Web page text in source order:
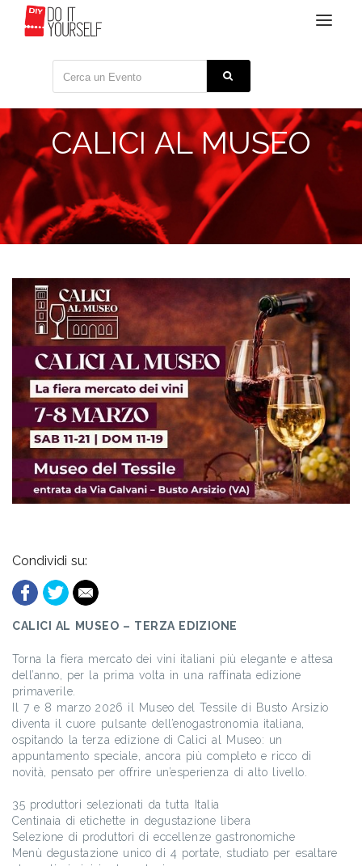
Toggle
CALICI AL MUSEO
Condividi su:
CALICI AL MUSEO – TERZA EDIZIONE
Torna la fiera mercato dei vini italiani più elegante e attesa
dell’anno, per la prima volta in una raffinata edizione
primaverile.
Il 7 e 8 marzo 2026 il Museo del Tessile di Busto Arsizio
diventa il cuore pulsante dell’enogastronomia italiana,
ospitando la terza edizione di Calici al Museo: un
appuntamento speciale, ancora più completo e ricco di
novità, pensato per offrire un’esperienza di alto livello.
35 produttori selezionati da tutta Italia
Centinaia di etichette in degustazione libera
Selezione di produttori di eccellenze gastronomiche
Menù degustazione unico di 4 portate, studiato per esaltare